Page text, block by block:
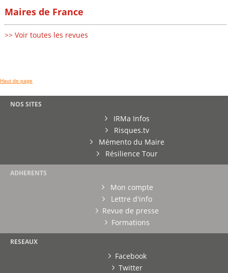
Maires de France
>> Voir toutes les revues
Haut de page
NOS SITES
IRMa Infos
Risques.tv
Mémento du Maire
Résilience Tour
ADHERENTS
Mon compte
Lettre d'info
Revue de presse
Formations
RESEAUX
Facebook
Twitter